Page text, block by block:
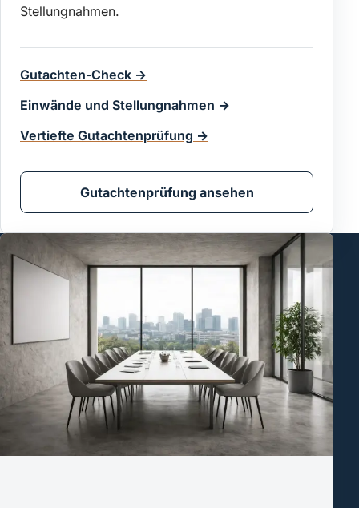
Stellungnahmen.
Gutachten-Check →
Einwände und Stellungnahmen →
Vertiefte Gutachtenprüfung →
Gutachtenprüfung ansehen